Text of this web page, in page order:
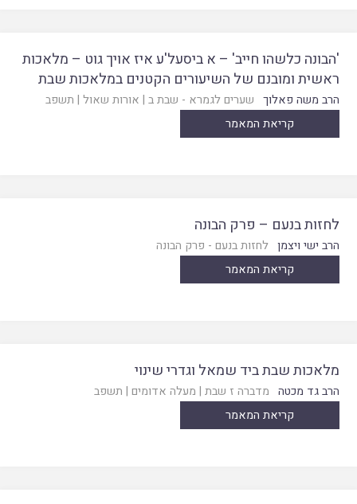
'הבונה כלשהו חייב' – א ביסעל'ע איז אויך גוט – מלאכות
ראשית ומובנם של השיעורים הקטנים במלאכות שבת
הרב משה פאלוך שערים לגמרא - שבת ב | אורות שאול | תשפב
קריאת המאמר
לחזות בנעם – פרק הבונה
הרב ישי ויצמן לחזות בנעם - פרק הבונה
קריאת המאמר
מלאכות שבת ביד שמאל וגדרי שינוי
הרב גד מכטה מדברה ז שבת | מעלה אדומים | תשפב
קריאת המאמר